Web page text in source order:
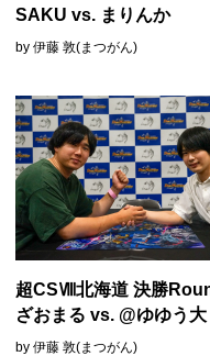
SAKU vs. まりんか
by 伊藤 敦(まつがん)
超CSⅧ北海道 決勝
ざおまる vs. @ゆゆう大
by 伊藤 敦(まつがん)